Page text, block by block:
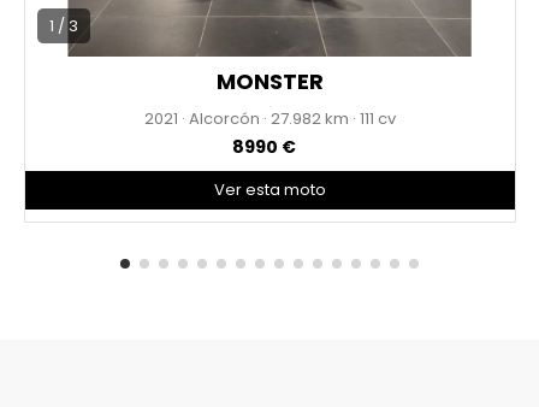
1 / 3
MONSTER
2021 · Alcorcón · 27.982 · 111 cv
8990 €
Ver esta moto